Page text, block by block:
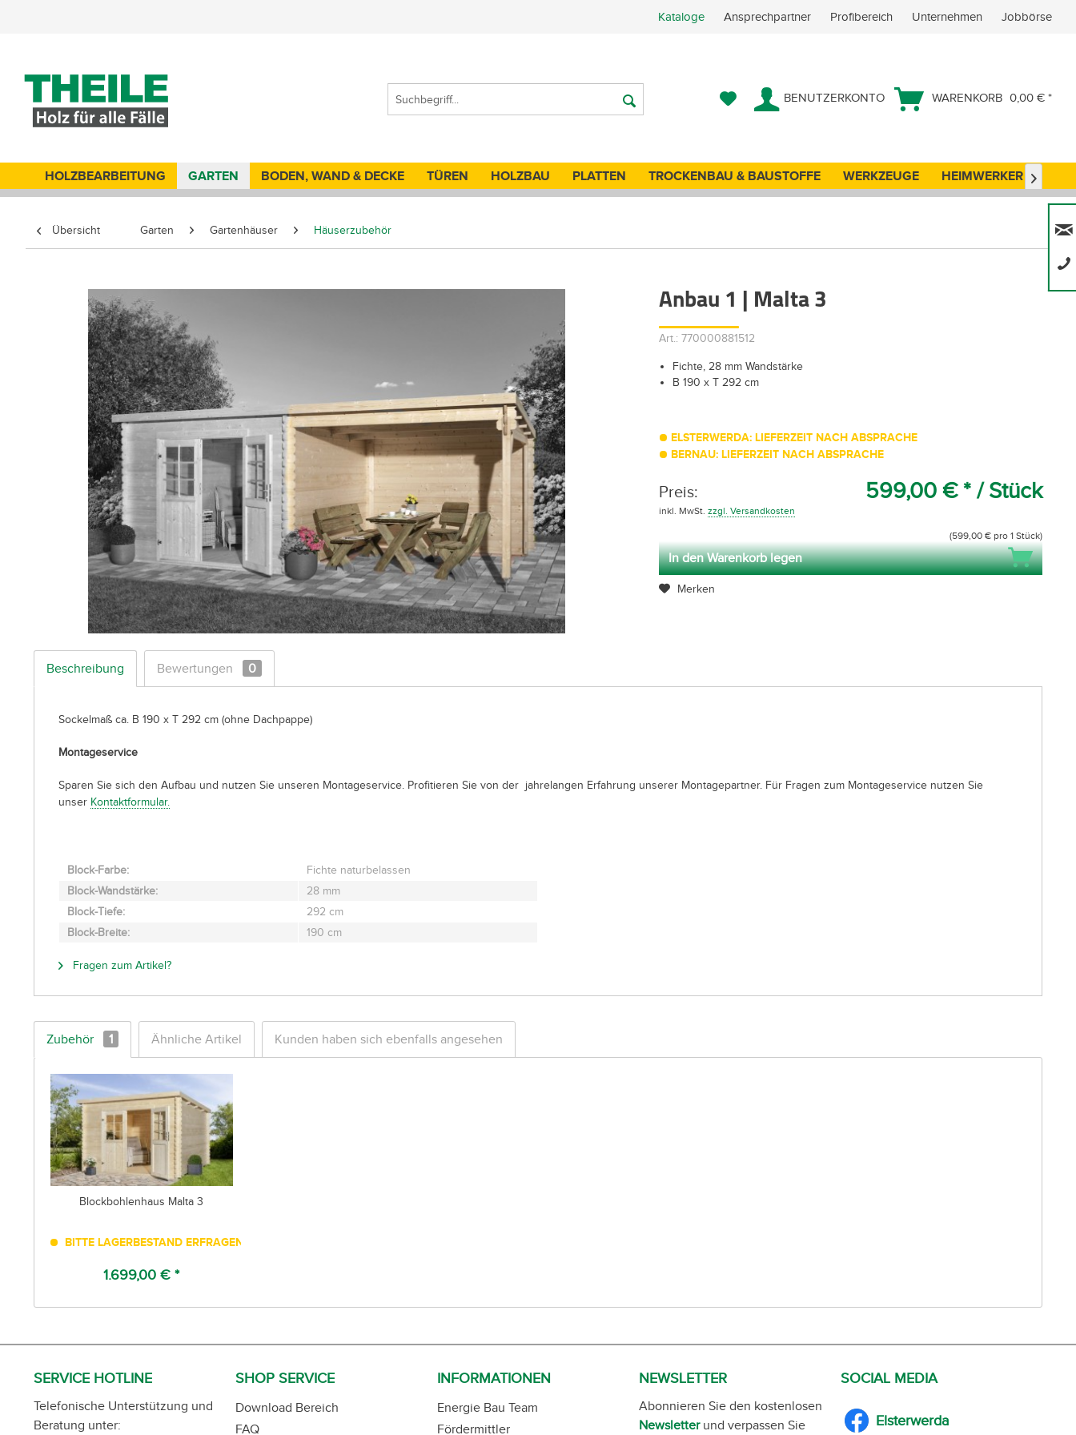
Kataloge Ansprechpartner Profibereich Unternehmen Jobbörse
BENUTZERKONTO WARENKORB 0,00 € *
HOLZBEARBEITUNG GARTEN BODEN, WAND & DECKE TÜREN HOLZBAU PLATTEN TROCKENBAU & BAUSTOFFE WERKZEUGE HEIMWERKER 
Übersicht Garten Gartenhäuser Häuserzubehör
Anbau 1 | Malta 3
Art.: 770000881512
Fichte, 28 mm Wandstärke
B 190 x T 292 cm
ELSTERWERDA: LIEFERZEIT NACH ABSPRACHE
BERNAU: LIEFERZEIT NACH ABSPRACHE
Preis: 599,00 € * / Stück
inkl. MwSt.zzgl. Versandkosten
(599,00 € pro 1 Stück)
In den Warenkorb legen
Merken
Beschreibung Bewertungen 0
Sockelmaß ca. B 190 x T 292 cm (ohne Dachpappe)
Montageservice
Sparen Sie sich den Aufbau und nutzen Sie unseren Montageservice. Profitieren Sie von der jahrelangen Erfahrung unserer Montagepartner. Für Fragen zum Montageservice nutzen Sie
unser Kontaktformular.
Block-Farbe:
Fichte naturbelassen
Block-Wandstärke:
28 mm
Block-Tiefe:
292 cm
Block-Breite:
190 cm
Fragen zum Artikel?
Zubehör 1 Ähnliche Artikel Kunden haben sich ebenfalls angesehen
Blockbohlenhaus Malta 3
BITTE LAGERBESTAND ERFRAGEN!
1.699,00 € *
SERVICE HOTLINE
Telefonische Unterstützung und
Beratung unter:
SHOP SERVICE
Download Bereich
FAQ
INFORMATIONEN
Energie Bau Team
Fördermittler
NEWSLETTER
Abonnieren Sie den kostenlosen
Newsletterund verpassen Sie
SOCIAL MEDIA
Elsterwerda